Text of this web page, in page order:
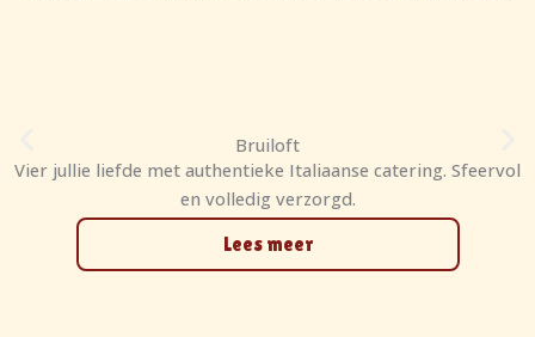
Bruiloft
Vier jullie liefde met authentieke Italiaanse catering. Sfeervol
en volledig verzorgd.
Lees meer